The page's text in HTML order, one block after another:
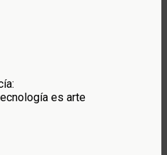
es arte